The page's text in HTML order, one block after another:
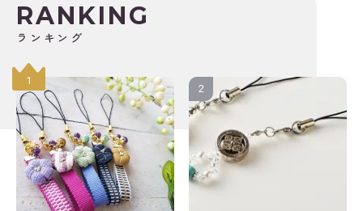
RANKING
ランキング
1
2